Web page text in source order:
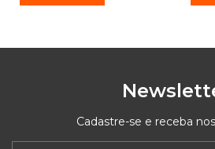
Cadastre-se e receba